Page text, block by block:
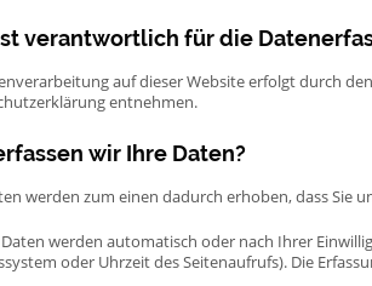
verantwortlich für die
auf dieser Website erfolgt durch
entnehmen.
wir Ihre Daten?
werden zum einen dadurch erhoben, dass Sie
werden automatisch oder nach Ihrer
oder Uhrzeit des Seitenaufrufs). Die